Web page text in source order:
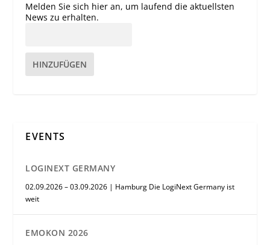
Melden Sie sich hier an, um laufend die aktuellsten
News zu erhalten.
HINZUFÜGEN
EVENTS
LOGINEXT GERMANY
02.09.2026 – 03.09.2026 | Hamburg Die LogiNext Germany ist
weit
EMOKON 2026